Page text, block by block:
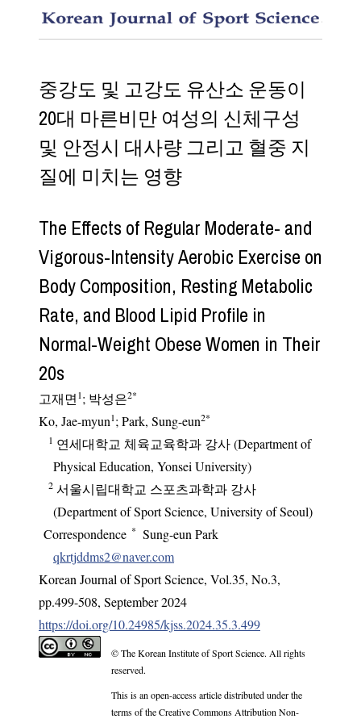
중강도 및 고강도 유산소 운동이
20대 마른비만 여성의 신체구성
및 안정시 대사량 그리고 혈중 지
질에 미치는 영향
The Effects of Regular Moderate- and
Vigorous-Intensity Aerobic Exercise on
Body Composition, Resting Metabolic
Rate, and Blood Lipid Profile in
Normal-Weight Obese Women in Their
20s
고재면 1; 박성은2*
Ko, Jae-myun1 ; Park, Sung-eun2*
1 연세대학교 체육교육학과 강사 (Department of
Physical Education, Yonsei University)
2 서울시립대학교 스포츠과학과 강사
(Department of Sport Science, University of Seoul)
Correspondence * Sung-eun Park
qkrtjddms2@naver.com
Korean Journal of Sport Science, Vol.35, No.3,
pp.499-508, September 2024
https://doi.org/10.24985/kjss.2024.35.3.499
© The Korean Institute of Sport Science. All rights
reserved.
This is an open-access article distributed under the
terms of the Creative Commons Attribution Non-